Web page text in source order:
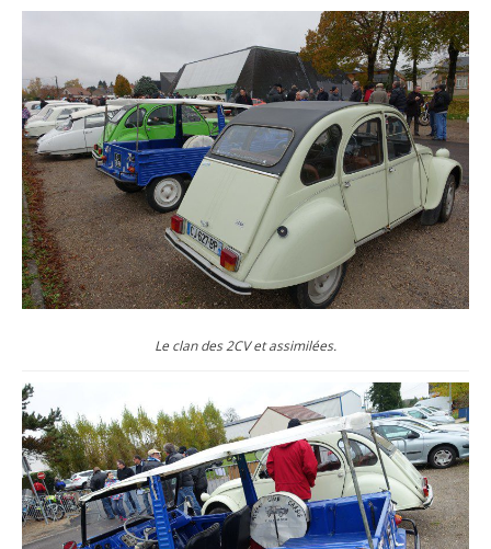
Le clan des 2CV et assimilées.